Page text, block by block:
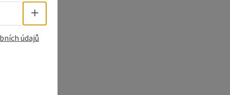
Volba jazyka - Otevřít menu
údajů